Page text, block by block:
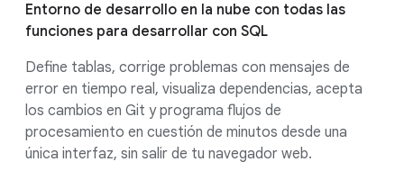
Entorno de desarrollo en la nube con todas las
funciones para desarrollar con SQL
Define tablas, corrige problemas con mensajes de
error en tiempo real, visualiza dependencias, acepta
los cambios en Git y programa flujos de
procesamiento en cuestión de minutos desde una
única interfaz, sin salir de tu navegador web.